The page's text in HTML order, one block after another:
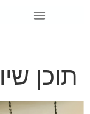
תוכן